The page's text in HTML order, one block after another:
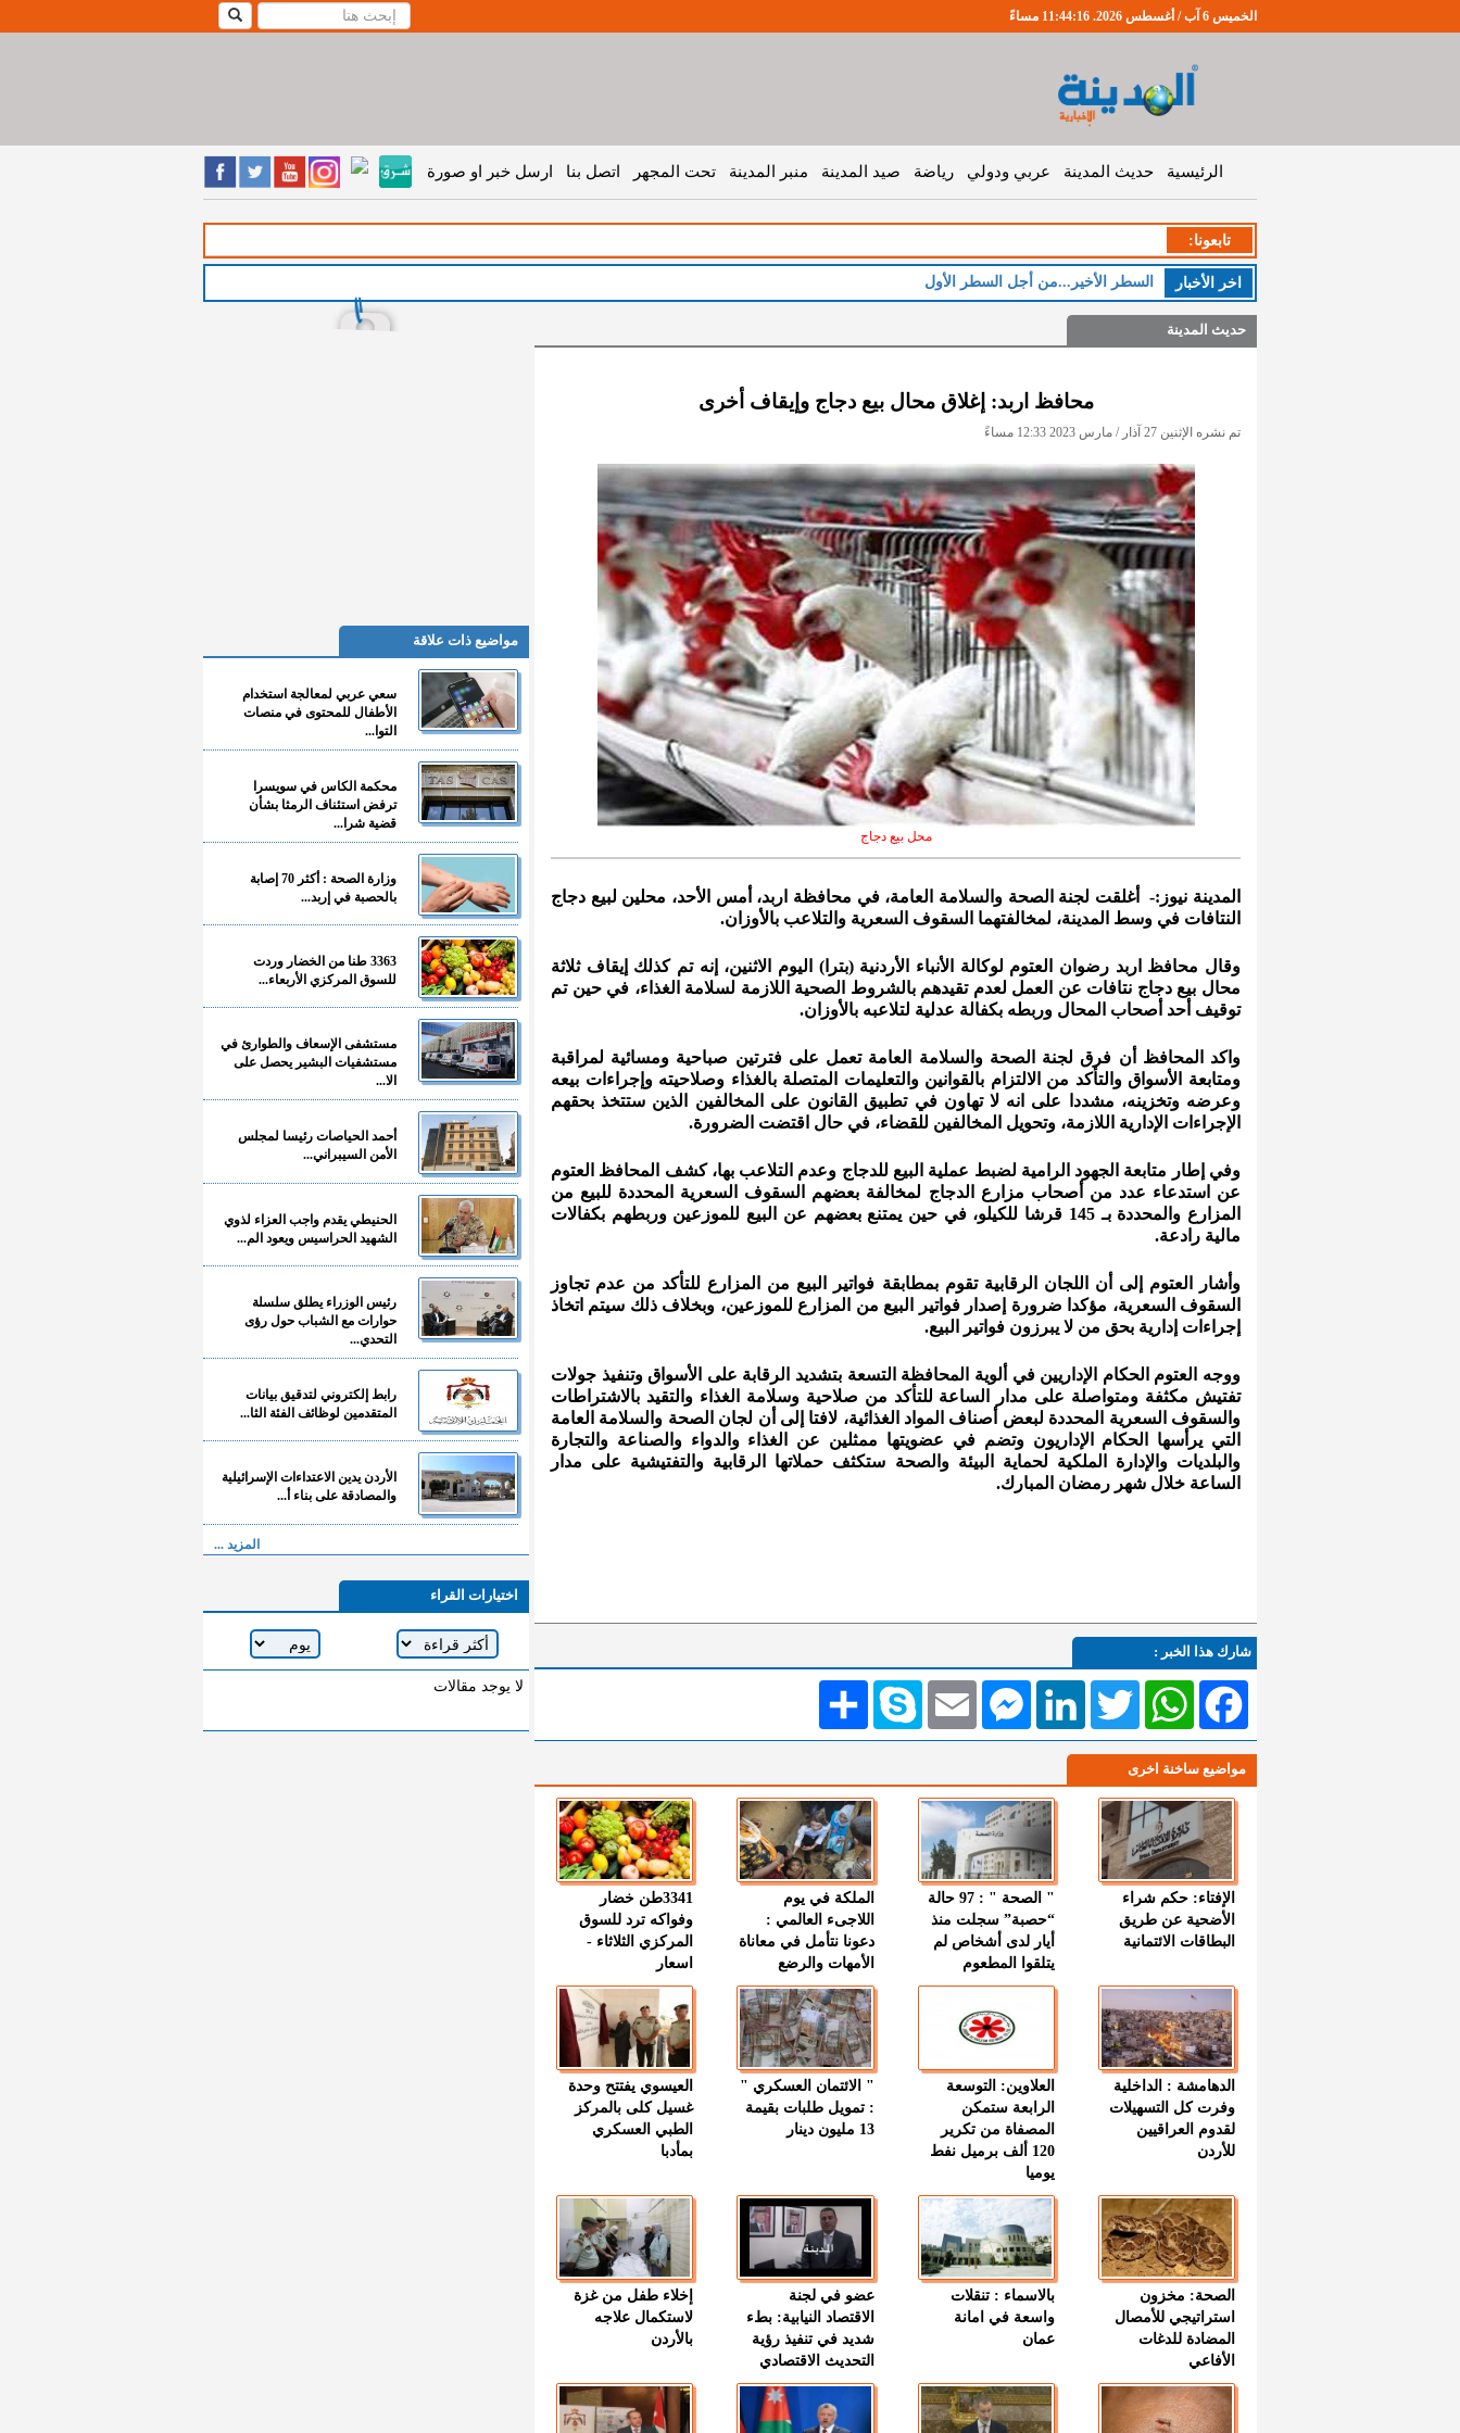
الخميس 6 آب / أغسطس 2026. 11:44:17 مساءً
الرئيسية حديث المدينة عربي ودولي رياضة صيد المدينة منبر المدينة تحت المجهر اتصل بنا ارسل خبر او صورة
تابعونا:
اخر اﻷخبار السطر الأخير...من أجل السطر الأول
حديث المدينة
محافظ اربد: إغلاق محال بيع دجاج وإيقاف أخرى
تم نشره الإثنين 27 آذار / مارس 2023 12:33 مساءً
محل بيع دجاج
المدينة نيوز:- أغلقت لجنة الصحة والسلامة العامة، في محافظة اربد، أمس الأحد، محلين لبيع دجاج
النتافات في وسط المدينة، لمخالفتهما السقوف السعرية والتلاعب بالأوزان.
وقال محافظ اربد رضوان العتوم لوكالة الأنباء الأردنية (بترا) اليوم الاثنين، إنه تم كذلك إيقاف ثلاثة
محال بيع دجاج نتافات عن العمل لعدم تقيدهم بالشروط الصحية اللازمة لسلامة الغذاء، في حين تم
توقيف أحد أصحاب المحال وربطه بكفالة عدلية لتلاعبه بالأوزان.
واكد المحافظ أن فرق لجنة الصحة والسلامة العامة تعمل على فترتين صباحية ومسائية لمراقبة
ومتابعة الأسواق والتأكد من الالتزام بالقوانين والتعليمات المتصلة بالغذاء وصلاحيته وإجراءات بيعه
وعرضه وتخزينه، مشددا على انه لا تهاون في تطبيق القانون على المخالفين الذين ستتخذ بحقهم
الإجراءات الإدارية اللازمة، وتحويل المخالفين للقضاء، في حال اقتضت الضرورة.
وفي إطار متابعة الجهود الرامية لضبط عملية البيع للدجاج وعدم التلاعب بها، كشف المحافظ العتوم
عن استدعاء عدد من أصحاب مزارع الدجاج لمخالفة بعضهم السقوف السعرية المحددة للبيع من
المزارع والمحددة بـ 145 قرشا للكيلو، في حين يمتنع بعضهم عن البيع للموزعين وربطهم بكفالات
مالية رادعة.
وأشار العتوم إلى أن اللجان الرقابية تقوم بمطابقة فواتير البيع من المزارع للتأكد من عدم تجاوز
السقوف السعرية، مؤكدا ضرورة إصدار فواتير البيع من المزارع للموزعين، وبخلاف ذلك سيتم اتخاذ
إجراءات إدارية بحق من لا يبرزون فواتير البيع.
ووجه العتوم الحكام الإداريين في ألوية المحافظة التسعة بتشديد الرقابة على الأسواق وتنفيذ جولات
تفتيش مكثفة ومتواصلة على مدار الساعة للتأكد من صلاحية وسلامة الغذاء والتقيد بالاشتراطات
والسقوف السعرية المحددة لبعض أصناف المواد الغذائية، لافتا إلى أن لجان الصحة والسلامة العامة
التي يرأسها الحكام الإداريون وتضم في عضويتها ممثلين عن الغذاء والدواء والصناعة والتجارة
والبلديات والإدارة الملكية لحماية البيئة والصحة ستكثف حملاتها الرقابية والتفتيشية على مدار
الساعة خلال شهر رمضان المبارك.
شارك هذا الخبر :
انشر Skype EmailMessengerLinkedIn TwitterWhatsAppFacebook
مواضيع ساخنة اخرى
الإفتاء: حكم شراء
الأضحية عن طريق
البطاقات الائتمانية
" الصحة " : 97 حالة
“حصبة” سجلت منذ
أيار لدى أشخاص لم
يتلقوا المطعوم
الملكة في يوم
اللاجىء العالمي :
دعونا نتأمل في معاناة
الأمهات والرضع
3341طن خضار
وفواكه ترد للسوق
المركزي الثلاثاء -
اسعار
الدهامشة : الداخلية
وفرت كل التسهيلات
لقدوم العراقيين
للأردن
العلاوين: التوسعة
الرابعة ستمكن
المصفاة من تكرير
120 ألف برميل نفط
يوميا
" الائتمان العسكري "
: تمويل طلبات بقيمة
13 مليون دينار
العيسوي يفتتح وحدة
غسيل كلى بالمركز
الطبي العسكري
بمأدبا
الصحة: مخزون
استراتيجي للأمصال
المضادة للدغات
الأفاعي
بالاسماء : تنقلات
واسعة في امانة
عمان
عضو في لجنة
الاقتصاد النيابية: بطء
شديد في تنفيذ رؤية
التحديث الاقتصادي
إخلاء طفل من غزة
لاستكمال علاجه
بالأردن
مواضيع ذات علاقة
سعي عربي لمعالجة استخدام
الأطفال للمحتوى في منصات
التوا...
محكمة الكاس في سويسرا
ترفض استئناف الرمثا بشأن
قضية شرا...
وزارة الصحة : أكثر 70 إصابة
بالحصبة في إربد...
3363 طنا من الخضار وردت
للسوق المركزي الأربعاء...
مستشفى الإسعاف والطوارئ في
مستشفيات البشير يحصل على
الا...
أحمد الحياصات رئيسا لمجلس
الأمن السيبراني...
الحنيطي يقدم واجب العزاء لذوي
الشهيد الحراسيس ويعود الم...
رئيس الوزراء يطلق سلسلة
حوارات مع الشباب حول رؤى
التحدي...
رابط إلكتروني لتدقيق بيانات
المتقدمين لوظائف الفئة الثا...
الأردن يدين الاعتداءات الإسرائيلية
والمصادقة على بناء أ...
المزيد ...
اختيارات القراء
لا يوجد مقالات